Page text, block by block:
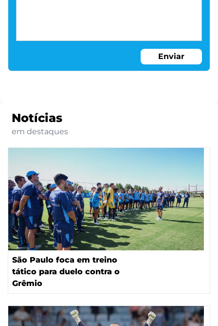
Enviar
Notícias
em destaques
São Paulo foca em treino
tático para duelo contra o
Grêmio